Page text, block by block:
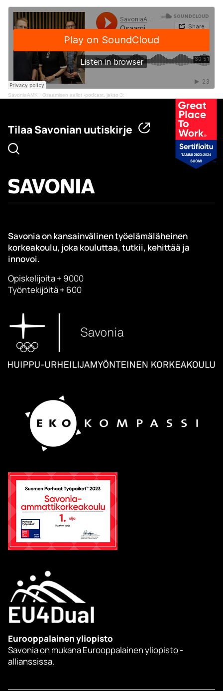
SavoniaAMK · Osaamisen aallot -podcast, jakso 3:
Tilaa Savonian uutiskirje
Savonia on kansainvälinen työelämäläheinen
korkeakoulu, joka kouluttaa, tutkii, kehittää ja
innovoi.
Opiskelijoita + 9000
Työntekijöitä + 600
Eurooppalainen yliopisto
Savonia on mukana Eurooppalainen yliopisto -
allianssissa.